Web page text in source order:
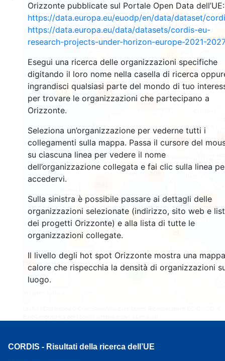
Orizzonte pubblicate sul Portale Open Data dell’UE:
https://data.europa.eu/euodp/en/data/dataset/
https://data.europa.eu/data/datasets/cordis-eu-
research-projects-under-horizon-europe-2021-2027
Esegui una ricerca delle organizzazioni specifiche
digitando il loro nome nella casella di ricerca
ingrandisci qualsiasi parte del mondo di tuo
per trovare le organizzazioni che partecipano a
Orizzonte.
Seleziona un’organizzazione per vederne tutti i
collegamenti sulla mappa. Passa il cursore del
su ciascuna linea per vedere il nome
dell’organizzazione collegata e fai clic sulla linea
accedervi.
Sulla sinistra è possibile passare ai dettagli delle
organizzazioni selezionate (indirizzo, sito web e
dei progetti Orizzonte) e alla lista di tutte le
organizzazioni collegate.
Il livello degli hot spot Orizzonte mostra una
calore che rispecchia la densità di organizzazioni
luogo.
7
509
13
1354
15
54
609
110
3280
12268
5334
10573
CORDIS - Risultati della ricerca dell’UE